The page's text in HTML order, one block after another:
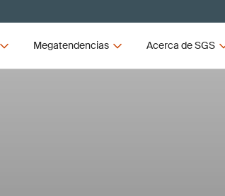
Megatendencias Acerca de SGS